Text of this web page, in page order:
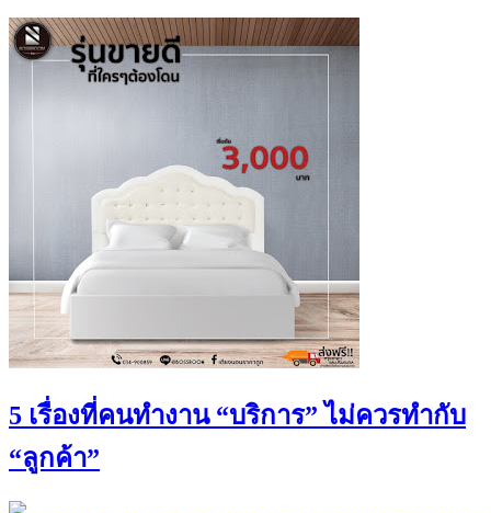
5 เรื่องที่คนทำงาน “บริการ” ไม่ควรทำกับ
“ลูกค้า”